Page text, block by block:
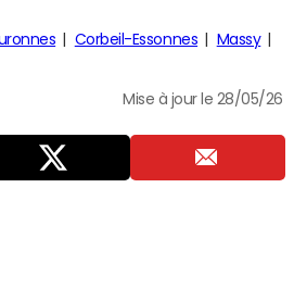
Corbeil-Essonnes
Massy
Mise à jour le 28/05/26